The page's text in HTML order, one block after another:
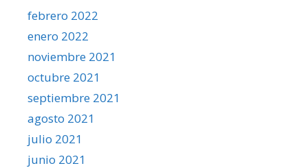
febrero 2022
enero 2022
noviembre 2021
octubre 2021
septiembre 2021
agosto 2021
julio 2021
junio 2021